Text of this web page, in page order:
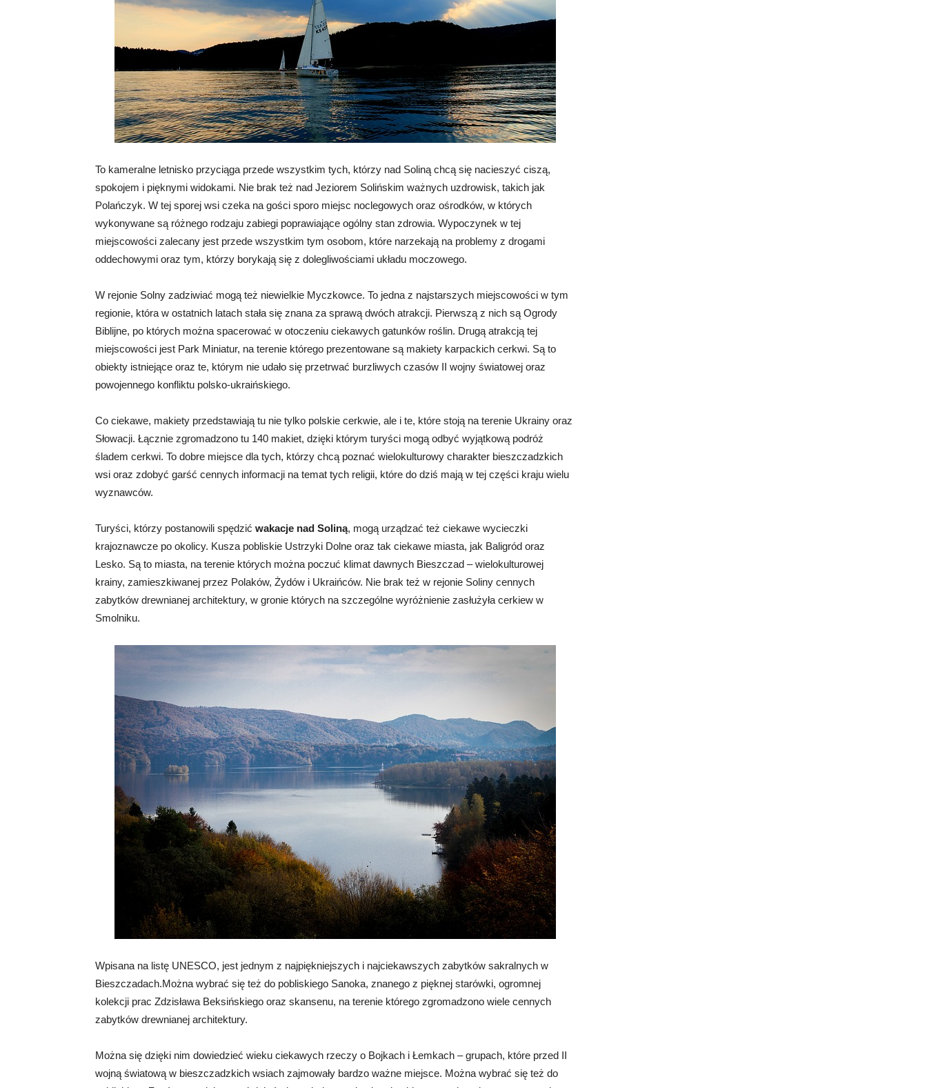
To kameralne letnisko przyciąga przede wszystkim tych, którzy nad Soliną chcą się nacieszyć ciszą,
spokojem i pięknymi widokami. Nie brak też nad Jeziorem Solińskim ważnych uzdrowisk, takich jak
Polańczyk. W tej sporej wsi czeka na gości sporo miejsc noclegowych oraz ośrodków, w których
wykonywane są różnego rodzaju zabiegi poprawiające ogólny stan zdrowia. Wypoczynek w tej
miejscowości zalecany jest przede wszystkim tym osobom, które narzekają na problemy z drogami
oddechowymi oraz tym, którzy borykają się z dolegliwościami układu moczowego.
W rejonie Solny zadziwiać mogą też niewielkie Myczkowce. To jedna z najstarszych miejscowości w tym
regionie, która w ostatnich latach stała się znana za sprawą dwóch atrakcji. Pierwszą z nich są Ogrody
Biblijne, po których można spacerować w otoczeniu ciekawych gatunków roślin. Drugą atrakcją tej
miejscowości jest Park Miniatur, na terenie którego prezentowane są makiety karpackich cerkwi. Są to
obiekty istniejące oraz te, którym nie udało się przetrwać burzliwych czasów II wojny światowej oraz
powojennego konfliktu polsko-ukraińskiego.
Co ciekawe, makiety przedstawiają tu nie tylko polskie cerkwie, ale i te, które stoją na terenie Ukrainy oraz
Słowacji. Łącznie zgromadzono tu 140 makiet, dzięki którym turyści mogą odbyć wyjątkową podróż
śladem cerkwi. To dobre miejsce dla tych, którzy chcą poznać wielokulturowy charakter bieszczadzkich
wsi oraz zdobyć garść cennych informacji na temat tych religii, które do dziś mają w tej części kraju wielu
wyznawców.
Turyści, którzy postanowili spędzić wakacje nad Soliną, mogą urządzać też ciekawe wycieczki
krajoznawcze po okolicy. Kusza pobliskie Ustrzyki Dolne oraz tak ciekawe miasta, jak Baligród oraz
Lesko. Są to miasta, na terenie których można poczuć klimat dawnych Bieszczad – wielokulturowej
krainy, zamieszkiwanej przez Polaków, Żydów i Ukraińców. Nie brak też w rejonie Soliny cennych
zabytków drewnianej architektury, w gronie których na szczególne wyróżnienie zasłużyła cerkiew w
Smolniku.
Wpisana na listę UNESCO, jest jednym z najpiękniejszych i najciekawszych zabytków sakralnych w
Bieszczadach.Można wybrać się też do pobliskiego Sanoka, znanego z pięknej starówki, ogromnej
kolekcji prac Zdzisława Beksińskiego oraz skansenu, na terenie którego zgromadzono wiele cennych
zabytków drewnianej architektury.
Można się dzięki nim dowiedzieć wieku ciekawych rzeczy o Bojkach i Łemkach – grupach, które przed II
wojną światową w bieszczadzkich wsiach zajmowały bardzo ważne miejsce. Można wybrać się też do